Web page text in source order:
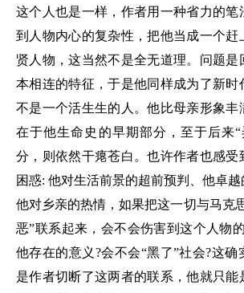
这个人也是一样，作者用一种省力的笔
到人物内心的复杂性，把他当成一个赶
贤人物，这当然不是全无道理。问题是
本相连的特征，于是他同样成为了新时
不是一个活生生的人。他比母亲形象丰
在于他生命史的早期部分，至于后来
分，则依然干瘪苍白。也许作者也感受
困惑: 他对生活前景的超前预判、他卓
他对乡亲的热情，如果把这一切与马克
恶”联系起来，会不会伤害到这个人物
他存在的意义?会不会“黑了”社会?这确
是作者切断了这两者的联系，他就只能